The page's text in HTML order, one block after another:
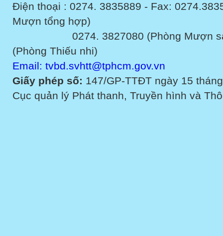
Điện thoại : 0274. 3835889 - Fax:
Mượn tổng hợp)
0274. 3827080 (Phòng Mượn sách
(Phòng Thiếu nhi)
Email: tvbd.svhtt@tphcm.gov.vn
Giấy phép số: 147/GP-TTĐT ngày 15
Cục quản lý Phát thanh, Truyền hình và